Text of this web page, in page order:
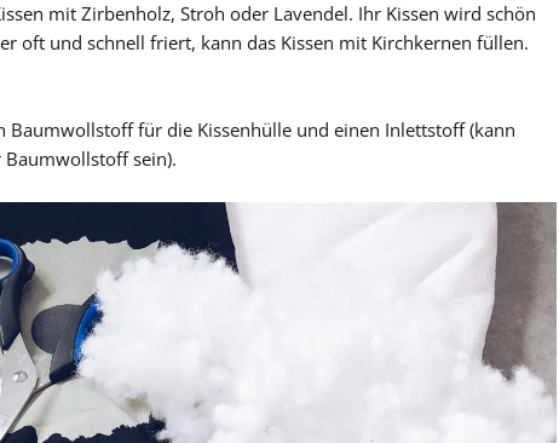
mit Zirbenholz, Stroh oder Lavendel. Ihr Kissen wird schön
oft und schnell friert, kann das Kissen mit Kirchkernen füllen.
Baumwollstoff für die Kissenhülle und einen Inlettstoff (kann
sein).